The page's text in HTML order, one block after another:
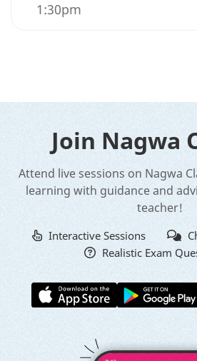
1:30pm
Join Nagwa
Attend live sessions on Nagwa
learning with guidance and
teacher!
Interactive Sessions
Realistic Exam